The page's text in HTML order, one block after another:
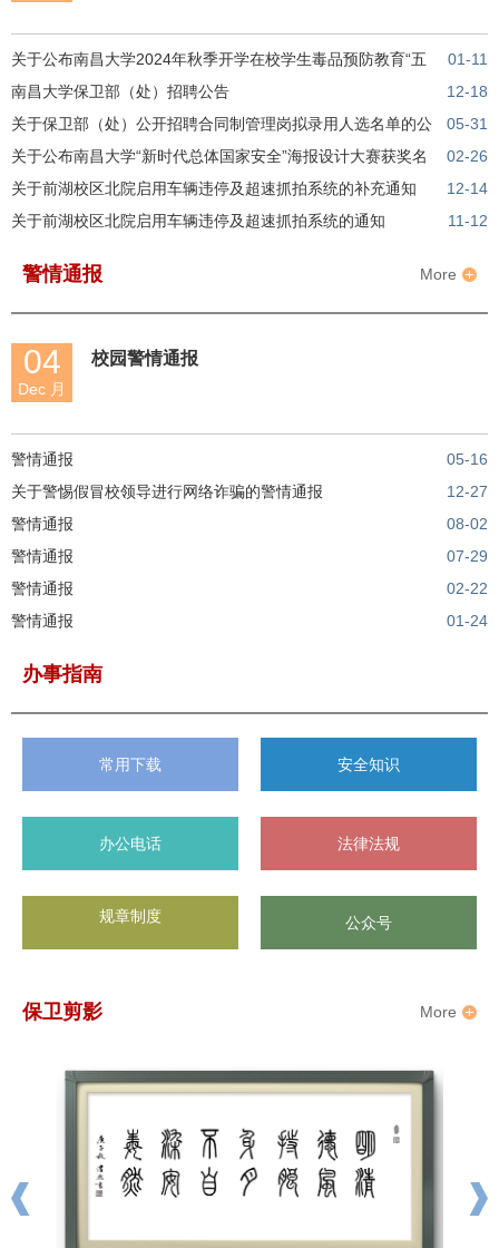
01-11
关于公布南昌大学2024年秋季开学在校学生毒品预防教育“五
个一”活动之禁毒原创短视频竞赛活动获奖名单的通知
12-18
南昌大学保卫部（处）招聘公告
05-31
关于保卫部（处）公开招聘合同制管理岗拟录用人选名单的公
示
02-26
关于公布南昌大学“新时代总体国家安全”海报设计大赛获奖名
单的通知
12-14
关于前湖校区北院启用车辆违停及超速抓拍系统的补充通知
11-12
关于前湖校区北院启用车辆违停及超速抓拍系统的通知
More
警情通报
04
Dec 月
校园警情通报
05-16
警情通报
12-27
关于警惕假冒校领导进行网络诈骗的警情通报
08-02
警情通报
07-29
警情通报
02-22
警情通报
01-24
警情通报
办事指南
常用下载 安全知识
办公电话 法律法规
规章制度 公众号
More
保卫剪影